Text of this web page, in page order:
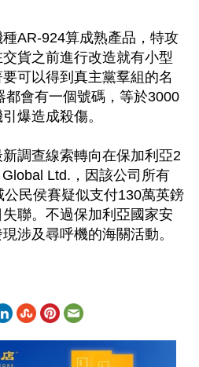
AR-924算成熟產品，特攻
貨之前進行改造就有小型
可以得到真主黨羣組的名
都會有一個號碼，等於3000
爆造成殺傷。
調查線索轉向在保加利亞2
Ltd.，因該公司所有
公民侯賽疑似支付130萬英鎊
聯。不過保加利亞國家安
涉及尋呼機的海關活動。